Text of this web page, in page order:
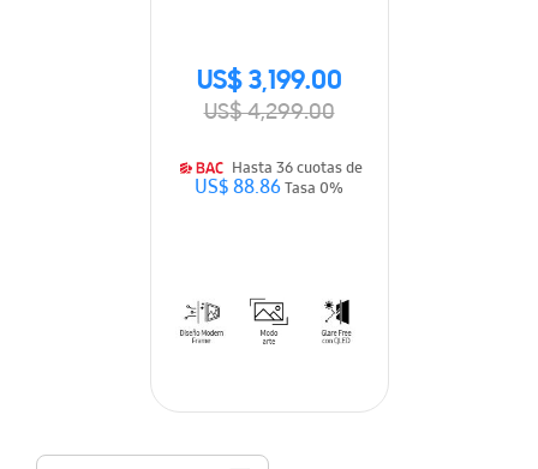
US$ 3,199.00
US$ 4,299.00
Hasta 36 cuotas de
US$ 88.86Tasa 0%